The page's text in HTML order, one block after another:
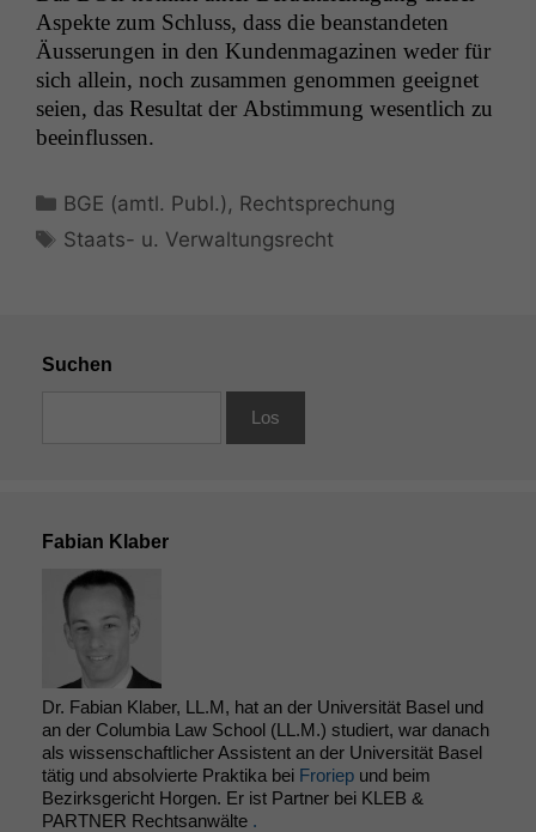
Aspek­te zum Schluss, dass die bean­stande­ten
Äusserun­gen in den Kun­den­magazi­nen wed­er für
sich allein, noch zusam­men genom­men geeignet
seien, das Resul­tat der Abstim­mung wesentlich zu
beeinflussen.
Kategorien
BGE (amtl. Publ.) , Rechtsprechung
Schlagwörter
Staats- u. Verwaltungsrecht
Suchen
Fabian Klaber
Dr. Fabian Klaber, LL.M, hat an der Universität Basel und
an der Columbia Law School (LL.M.) studiert, war danach
als wissenschaftlicher Assistent an der Universität Basel
tätig und absolvierte Praktika bei Froriep und beim
Bezirksgericht Horgen. Er ist Partner bei KLEB &
PARTNER Rechtsanwälte .